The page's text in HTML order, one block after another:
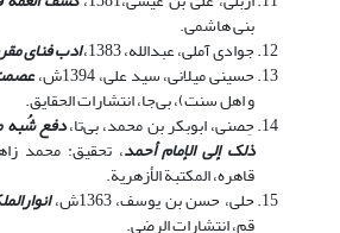
بنی هاشمی.
جوادی آملی، عبدالله، 1383، ادب فنای
حسینی میلانی، سید علی، 1394ش،
و اهل سنت)، بی‌جا، انتشارات الحقایق.
حِصنی، ابوبکر بن محمد، بی‌تا،دفع شُبه
ذلک إلی الإمام أحمد، تحقیق: محمد
قاهره، المکتبة الأزهریة.
حلی، حسن بن یوسف، 1363ش،
قم، انتشارات الرضی.